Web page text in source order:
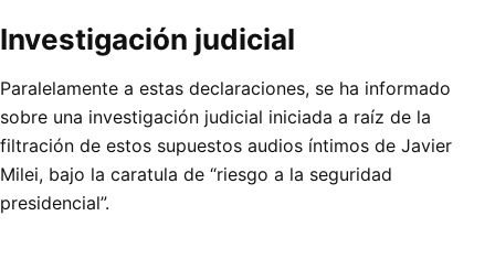
Investigación judicial
Paralelamente a estas declaraciones, se ha informado
sobre una investigación judicial iniciada a raíz de la
filtración de estos supuestos audios íntimos de Javier
Milei, bajo la caratula de “riesgo a la seguridad
presidencial”.